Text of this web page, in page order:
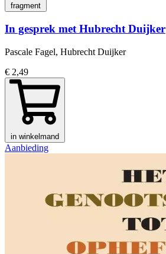
fragment
In gesprek met Hubrecht Duijker
Pascale Fagel, Hubrecht Duijker
€ 2,49
in winkelmand
Aanbieding